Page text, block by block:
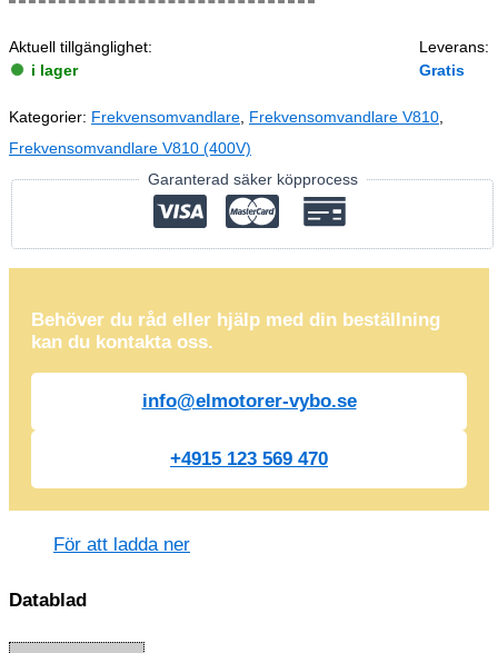
Aktuell tillgänglighet:
i lager
Leverans:
Gratis
Kategorier: Frekvensomvandlare Frekvensomvandlare V810
Frekvensomvandlare V810 (400V)
Garanterad säker köpprocess
Behöver du råd eller hjälp med din beställning
kan du kontakta oss.
info@elmotorer-vybo.se
+4915 123 569 470
För att ladda ner
Datablad